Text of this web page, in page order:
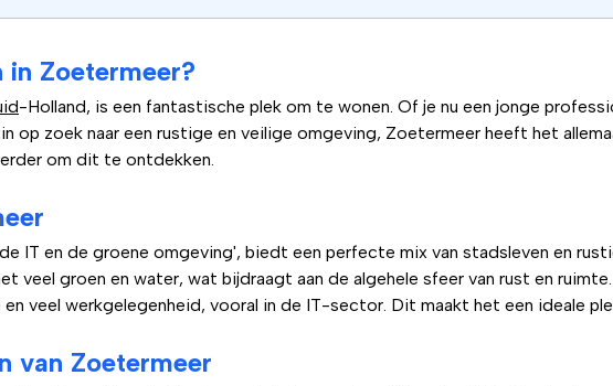
in Zoetermeer?
-Holland, is een fantastische plek om te wonen. Of je nu een jonge
op zoek naar een rustige en veilige omgeving, Zoetermeer heeft het
om dit te ontdekken.
IT en de groene omgeving', biedt een perfecte mix van stadsleven en
veel groen en water, wat bijdraagt aan de algehele sfeer van rust en
veel werkgelegenheid, vooral in de IT-sector. Dit maakt het een ideale
van Zoetermeer